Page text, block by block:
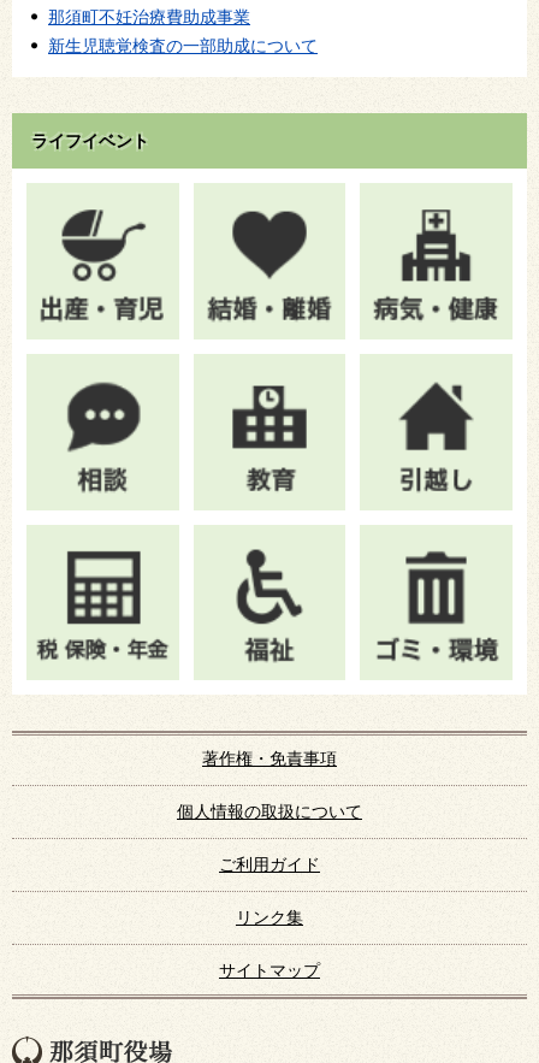
那須町不妊治療費助成事業
新生児聴覚検査の一部助成について
ライフイベント
著作権・免責事項
個人情報の取扱について
ご利用ガイド
リンク集
サイトマップ